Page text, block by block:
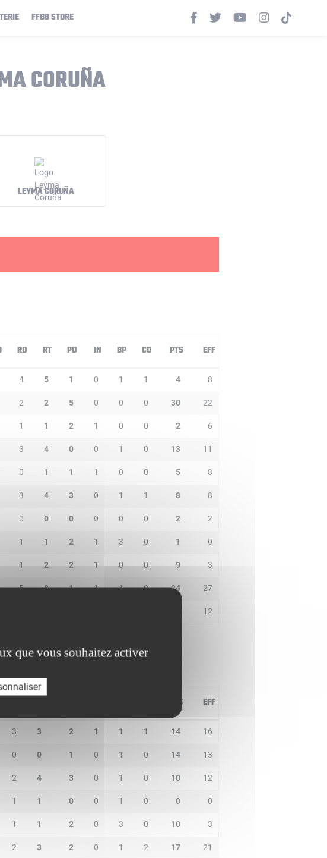
FFBB STORE
CORUÑA
LEYMA CORUÑA
RD RT PD IN BP CO PTS EFF
4 5 1 0 1 1 4 8
2 2 5 0 0 0 30 22
1 1 2 1 0 0 2 6
3 4 0 0 1 0 13 11
0 1 1 1 0 0 5 8
3 4 3 0 1 1 8 8
0 0 0 0 0 0 2 2
1 1 2 1 3 0 1 0
1 2 2 1 0 0 9 3
5 8 1 1 1 0 24 27
12
PTS EFF
3 3 2 1 1 1 14 16
0 0 1 0 1 0 14 13
2 4 3 0 1 0 10 12
1 1 0 0 1 0 0 0
1 1 2 0 3 0 10 3
2 3 2 0 1 2 17 21
que vous souhaitez activer